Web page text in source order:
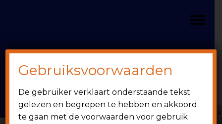
inhoud
sidebar
Rechts
onihistorie.nl
1949 - heden
Gebruiksvoorwaarden
De gebruiker verklaart onderstaande tekst
gelezen en begrepen te hebben en akkoord
te gaan met de voorwaarden voor gebruik